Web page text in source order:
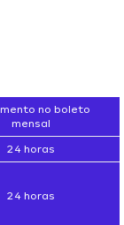
no boleto
mensal
24 horas
24 horas